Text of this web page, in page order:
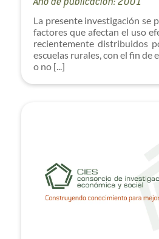
Año de publicación: 2001
La presente investigación se
factores que afectan el uso
recientemente distribuidos
escuelas rurales, con el fin de
o no [...]